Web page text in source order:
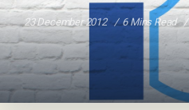
23 December 2012 6 Mins Read